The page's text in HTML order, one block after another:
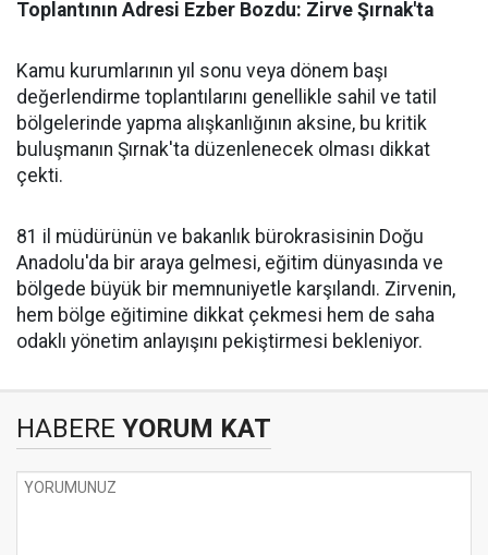
​Toplantının Adresi Ezber Bozdu: Zirve Şırnak'ta
​Kamu kurumlarının yıl sonu veya dönem başı
değerlendirme toplantılarını genellikle sahil ve tatil
bölgelerinde yapma alışkanlığının aksine, bu kritik
buluşmanın Şırnak'ta düzenlenecek olması dikkat
çekti.
​81 il müdürünün ve bakanlık bürokrasisinin Doğu
Anadolu'da bir araya gelmesi, eğitim dünyasında ve
bölgede büyük bir memnuniyetle karşılandı. Zirvenin,
hem bölge eğitimine dikkat çekmesi hem de saha
odaklı yönetim anlayışını pekiştirmesi bekleniyor.
HABERE YORUM KAT